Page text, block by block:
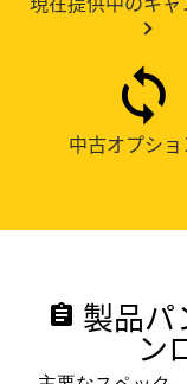
中古オプショ
assignment 製品パ
ン